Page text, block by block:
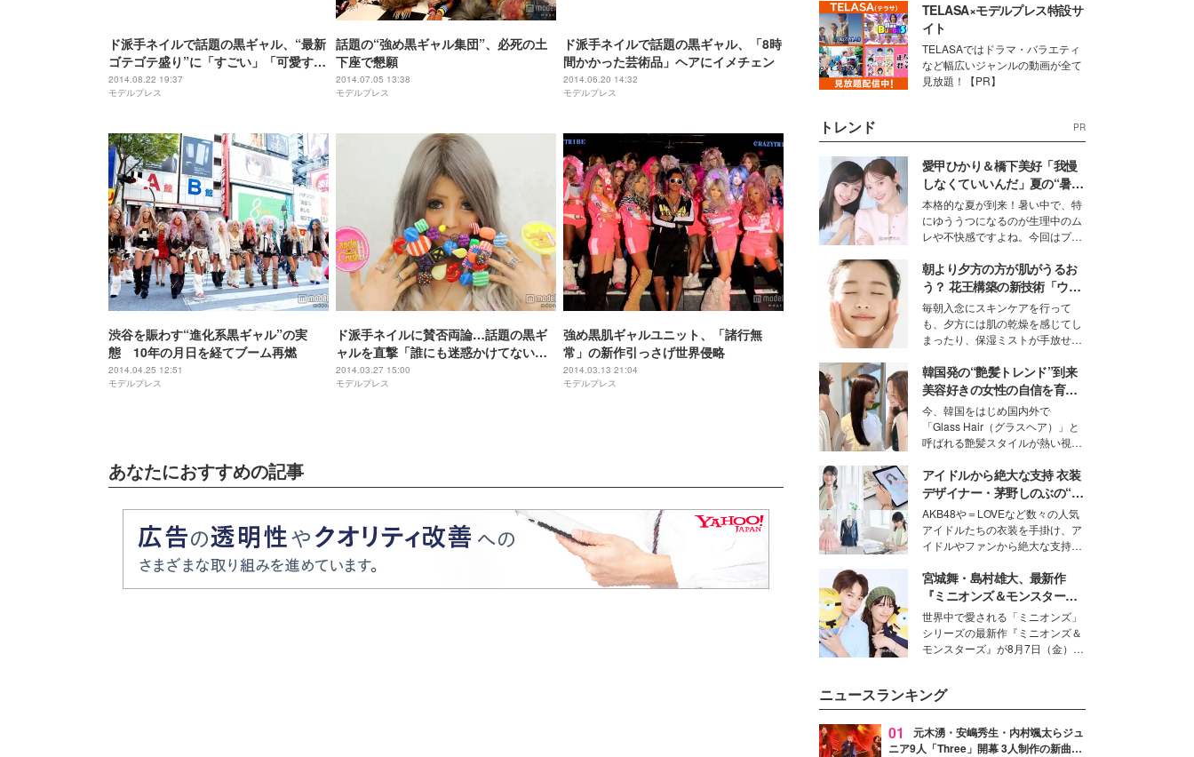
ド派手ネイルで話題の黒ギャル、“最新
ゴテゴテ盛り”に「すごい」「可愛すぎ
る」の声
2014.08.22 19:37
モデルプレス
話題の“強め黒ギャル集団”、必死の土
下座で懇願
2014.07.05 13:38
モデルプレス
ド派手ネイルで話題の黒ギャル、「8時
間かかった芸術品」ヘアにイメチェン
2014.06.20 14:32
モデルプレス
渋谷を賑わす“進化系黒ギャル”の実
態 10年の月日を経てブーム再燃
2014.04.25 12:51
モデルプレス
ド派手ネイルに賛否両論…話題の黒ギ
ャルを直撃「誰にも迷惑かけてない」
モデルプレスインタビュー
2014.03.27 15:00
モデルプレス
強め黒肌ギャルユニット、「諸行無
常」の新作引っさげ世界侵略
2014.03.13 21:04
モデルプレス
あなたにおすすめの記事
TELASA×モデルプレス特設サ
イト
TELASAではドラマ・バラエティ
など幅広いジャンルの動画が全て
見放題！【PR】
トレンド PR
愛甲ひかり＆橋下美好「我慢
しなくていいんだ」夏の“暑さ
対策”の新しい選択肢とは？
本格的な夏が到来！暑い中で、特
にゆううつになるのが生理中のム
レや不快感ですよね。今回はプラ
モデル・愛甲ひかりさんと橋下美
好さんを迎えて本音で女子会トー
ク。猛暑のお出かけを快適に過ご
すヒントや、2人が感動した夏の
生理の新常識にも迫りました。
朝より夕方の方が肌がうるお
う？ 花王構築の新技術「ウォ
ーターキャプチャリングスキ
ン（捕水肌）」がスキンケア
の常識を変える予感
毎朝入念にスキンケアを行って
も、夕方には肌の乾燥を感じてし
まったり、保湿ミストが手放せな
な美容の常識を大きく変える可能
性を秘めた、革新的な「Water
Capturing Skin（ウォーターキャ
プチャリングスキン：捕水肌）」
技術を、花王が構築した。
韓国発の“艶髪トレンド”到来
美容好きの女性の自信を育む
「ヘアケア事情」って？
今、韓国をはじめ国内外で
「Glass Hair（グラスヘア）」と
呼ばれる艶髪スタイルが熱い視線
ションの完成度を高めるベースと
して、“髪そのものの美しさ”に改
めて注目する人が増えている様
子。今回は、そんな憧れの艶やか
な髪を日常で叶える、美容好きの
女性たちのヘアケア事情を紹介し
ます。
アイドルから絶大な支持 衣装
デザイナー・茅野しのぶの“可
愛い”を作る美学＜「シチズン
クロスシー」インタビュー＞
AKB48や＝LOVEなど数々の人気
アイドルたちの衣装を手掛け、ア
イドルやファンから絶大な支持を
取締役兼クリエイティブディレク
ター・茅野しのぶ。一人ひとりの
個性に寄り添い、魅力を引き出す
衣装作りは、多くの女性たちに勇
気と自信を与え続けている。
宮城舞・島村雄大、最新作
『ミニオンズ＆モンスター
ズ』の魅力熱弁 ハチャメチャ
だけじゃない“友情と絆”に感
動
世界中で愛される「ミニオンズ」
シリーズの最新作『ミニオンズ＆
モンスターズ』が8月7日（金）に
デルの宮城舞と島村雄大の特別対
談をお届け！それぞれの視点か
ら、今作ならではの魅力や予想外
の感動をもたらす奥深いストーリ
ニュースランキング
01
元木湧・安嶋秀生・内村颯太らジュ
ニア9人「Three」開幕 3人制作の新曲＆